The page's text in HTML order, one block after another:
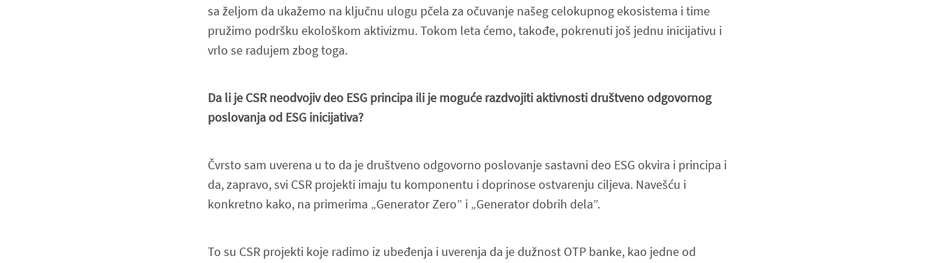
sa željom da ukažemo na ključnu ulogu pčela za očuvanje našeg celokupnog ekosistema i time
pružimo podršku ekološkom aktivizmu. Tokom leta ćemo, takođe, pokrenuti još jednu inicijativu i
vrlo se radujem zbog toga.
Da li je CSR neodvojiv deo ESG principa ili je moguće razdvojiti aktivnosti društveno odgovornog
poslovanja od ESG inicijativa?
Čvrsto sam uverena u to da je društveno odgovorno poslovanje sastavni deo ESG okvira i principa i
da, zapravo, svi CSR projekti imaju tu komponentu i doprinose ostvarenju ciljeva. Navešću i
konkretno kako, na primerima „Generator Zero” i „Generator dobrih dela”.
To su CSR projekti koje radimo iz ubeđenja i uverenja da je dužnost OTP banke, kao jedne od